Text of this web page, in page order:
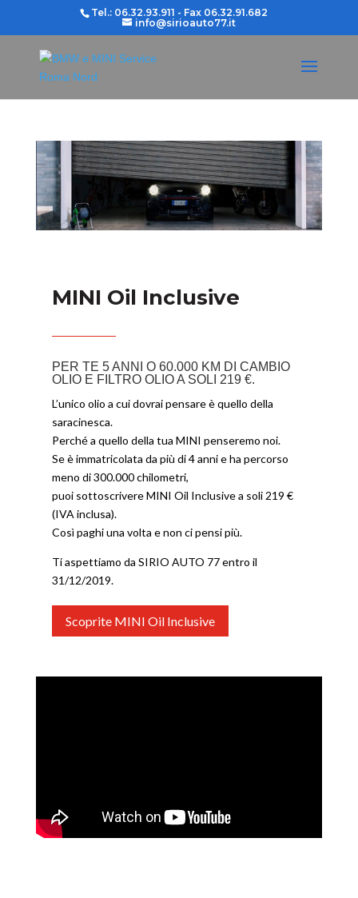
Tel.: 06.32.93.911 - Fax 06.32.91.682
info@sirioauto77.it
MINI Oil Inclusive
PER TE 5 ANNI O 60.000 KM DI CAMBIO
OLIO E FILTRO OLIO A SOLI 219 €.
L’unico olio a cui dovrai pensare è quello della
saracinesca.
Perché a quello della tua MINI penseremo noi.
Se è immatricolata da più di 4 anni e ha percorso
meno di 300.000 chilometri,
puoi sottoscrivere MINI Oil Inclusive a soli 219 €
(IVA inclusa).
Così paghi una volta e non ci pensi più.
Ti aspettiamo da SIRIO AUTO 77 entro il
31/12/2019.
Scoprite MINI Oil Inclusive